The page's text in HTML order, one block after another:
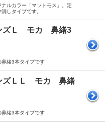
ルカラー「マットモス」。定
しタイプです。
ズＬ モカ 鼻緒3
緒3本タイプです
ズＬＬ モカ 鼻緒
緒3本タイプです